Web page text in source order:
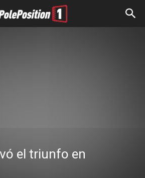
el triunfo en